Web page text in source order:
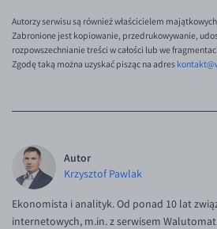
Autorzy serwisu są również właścicielem
Zabronione jest kopiowanie, przedrukowywanie,
rozpowszechnianie treści w całości lub we
Zgodę taką można uzyskać pisząc na adres
Autor
Krzysztof Pawlak
Ekonomista i analityk. Od ponad 10 lat
internetowych, m.in. z serwisem